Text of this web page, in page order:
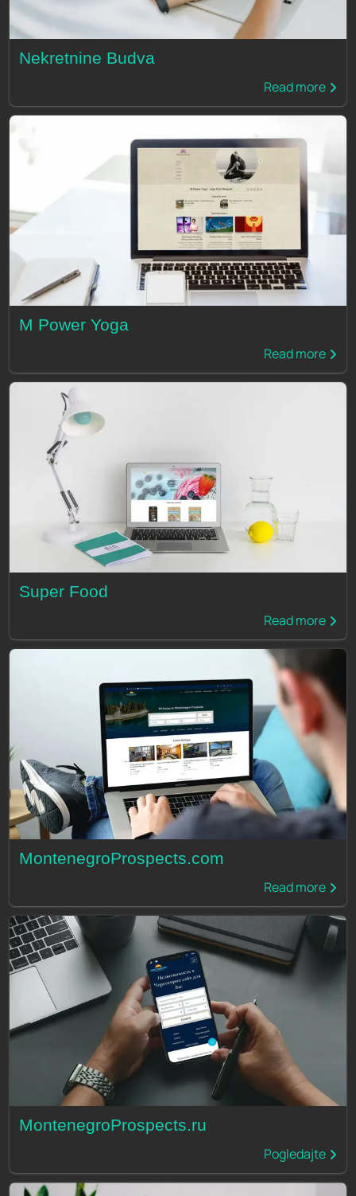
Nekretnine Budva
Read more
M Power Yoga
Read more
Super Food
Read more
MontenegroProspects.com
Read more
MontenegroProspects.ru
Pogledajte